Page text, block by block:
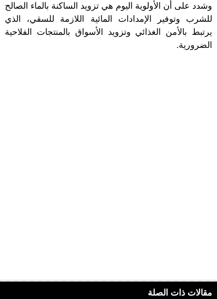
وشدد على أن الأولوية اليوم هي تزويد الساكنة بالماء الصالح
للشرب وتوفير الإمدادات المائية اللازمة للسقي، الذي
يرتبط بالأمن الغذائي وتزويد الأسواق بالمنتجات الفلاحية
الضرورية.
مقالات ذات الصلة